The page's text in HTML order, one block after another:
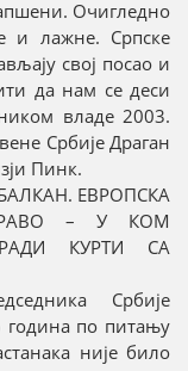
Очигледно
и лажне. Српске
свој посао и
да нам се деси
владе 2003.
Србије Драган
Пинк.
ЕВРОПСКА
– У КОМ
КУРТИ СА
Србије
година по питању
није било